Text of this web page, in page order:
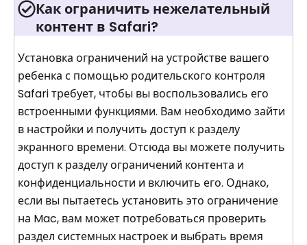
Как ограничить нежелательный
контент в Safari?
Установка ограничений на устройстве вашего
ребенка с помощью родительского контроля
Safari требует, чтобы вы воспользовались его
встроенными функциями. Вам необходимо зайти
в настройки и получить доступ к разделу
экранного времени. Отсюда вы можете получить
доступ к разделу ограничений контента и
конфиденциальности и включить его. Однако,
если вы пытаетесь установить это ограничение
на Mac, вам может потребоваться проверить
раздел системных настроек и выбрать время